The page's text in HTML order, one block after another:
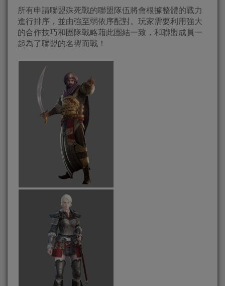
所有申請聯盟殊死戰的聯盟隊伍將會根據整體的戰力
進行排序，並由強至弱依序配對。玩家需要利用強大
的合作技巧和團隊戰略藉此團結一致，和聯盟成員一
起為了聯盟的名譽而戰！